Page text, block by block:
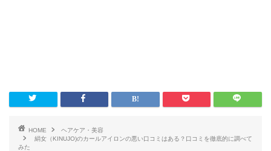
HOME
ヘアケア・美容
絹女（KINUJO)のカールアイロンの悪い口コミはある？口コミを徹底的に調べて
みた